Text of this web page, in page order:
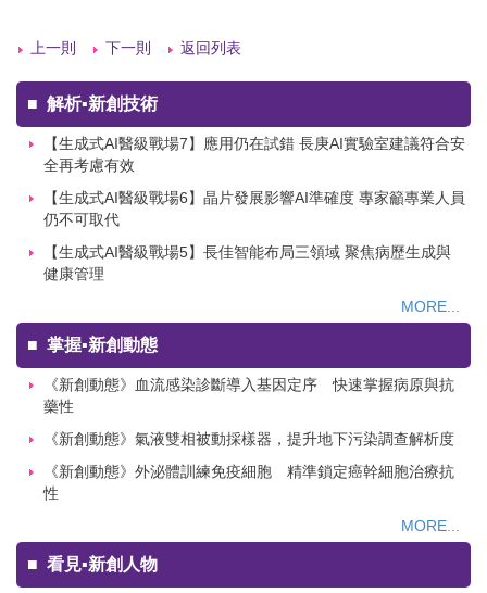
上一則 下一則 返回列表
■ 解析▪新創技術
【生成式AI醫級戰場7】應用仍在試錯 長庚AI實驗室建議符合安
全再考慮有效
【生成式AI醫級戰場6】晶片發展影響AI準確度 專家籲專業人員
仍不可取代
【生成式AI醫級戰場5】長佳智能布局三領域 聚焦病歷生成與
健康管理
MORE...
■ 掌握▪新創動態
《新創動態》血流感染診斷導入基因定序 快速掌握病原與抗
藥性
《新創動態》氣液雙相被動採樣器，提升地下污染調查解析度
《新創動態》外泌體訓練免疫細胞 精準鎖定癌幹細胞治療抗
性
MORE...
■ 看見▪新創人物